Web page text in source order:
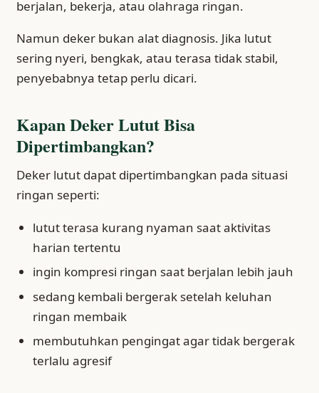
berjalan, bekerja, atau olahraga ringan.
Namun deker bukan alat diagnosis. Jika lutut
sering nyeri, bengkak, atau terasa tidak stabil,
penyebabnya tetap perlu dicari.
Kapan Deker Lutut Bisa
Dipertimbangkan?
Deker lutut dapat dipertimbangkan pada situasi
ringan seperti:
lutut terasa kurang nyaman saat aktivitas
harian tertentu
ingin kompresi ringan saat berjalan lebih jauh
sedang kembali bergerak setelah keluhan
ringan membaik
membutuhkan pengingat agar tidak bergerak
terlalu agresif